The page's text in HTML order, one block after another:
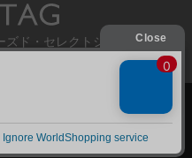
ズド・セレクトショップ
LTD. ALL RIGHTS RESERVED.